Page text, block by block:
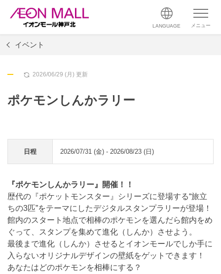
LANGUAGE メニュー
イベント
2026/06/29 (月) 更新
ポケモンしんかラリー
日程 2026/07/31 (金) - 2026/08/23 (日)
『ポケモンしんかラリー』開催！！
歴代の『ポケットモンスター』シリーズに登場する“旅立
ちの3匹”をテーマにしたデジタルスタンプラリーが登場！
館内のスタート地点で相棒のポケモンを選んだら館内をめ
ぐって、スタンプを集めて進化（しんか）させよう。
最後まで進化（しんか）させるとイオンモールでしか手に
入らないオリジナルデザインの壁紙をゲットできます！
あなたはどのポケモンを相棒にする？